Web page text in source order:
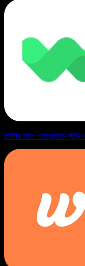
রাইটার বনাম ওয়েলসেইড স্টুডিও